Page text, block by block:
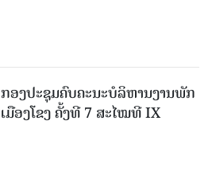
ກອງປະຊຸມຄົບຄະນະບໍລິຫານງານພັກ
ເມືອງໂຂງ ຄັ້ງທີ 7 ສະໄໝທີ IX